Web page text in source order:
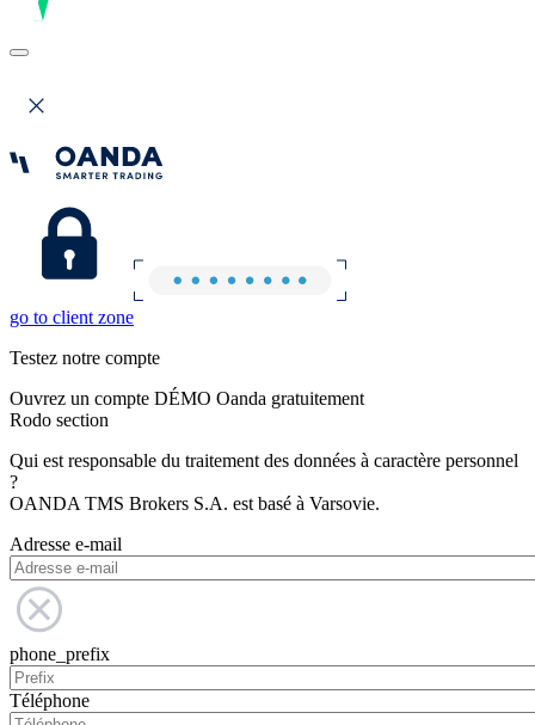
go to client zone
Testez notre compte
Ouvrez un compte DÉMO Oanda gratuitement
Rodo section
Qui est responsable du traitement des données à caractère personnel
?
OANDA TMS Brokers S.A. est basé à Varsovie.
Adresse e-mail
phone_prefix
Téléphone